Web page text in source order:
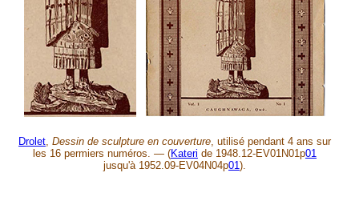
Drolet, Dessin de sculpture en couverture, utilisé pendant 4 ans sur
les 16 permiers numéros. — (Kateri de 1948.12-EV01N01p01
jusqu'à 1952.09-EV04N04p01).